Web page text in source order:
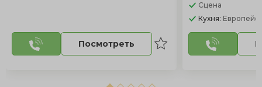
Посмотреть
Сцена
Кухня: